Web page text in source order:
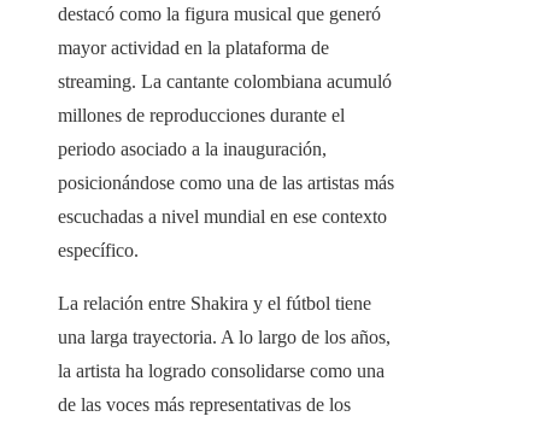
destacó como la figura musical que generó
mayor actividad en la plataforma de
streaming. La cantante colombiana acumuló
millones de reproducciones durante el
periodo asociado a la inauguración,
posicionándose como una de las artistas más
escuchadas a nivel mundial en ese contexto
específico.
La relación entre Shakira y el fútbol tiene
una larga trayectoria. A lo largo de los años,
la artista ha logrado consolidarse como una
de las voces más representativas de los